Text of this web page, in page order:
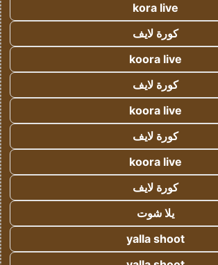
kora live
كورة لايف
koora live
كورة لايف
koora live
كورة لايف
koora live
كورة لايف
يلا شوت
yalla shoot